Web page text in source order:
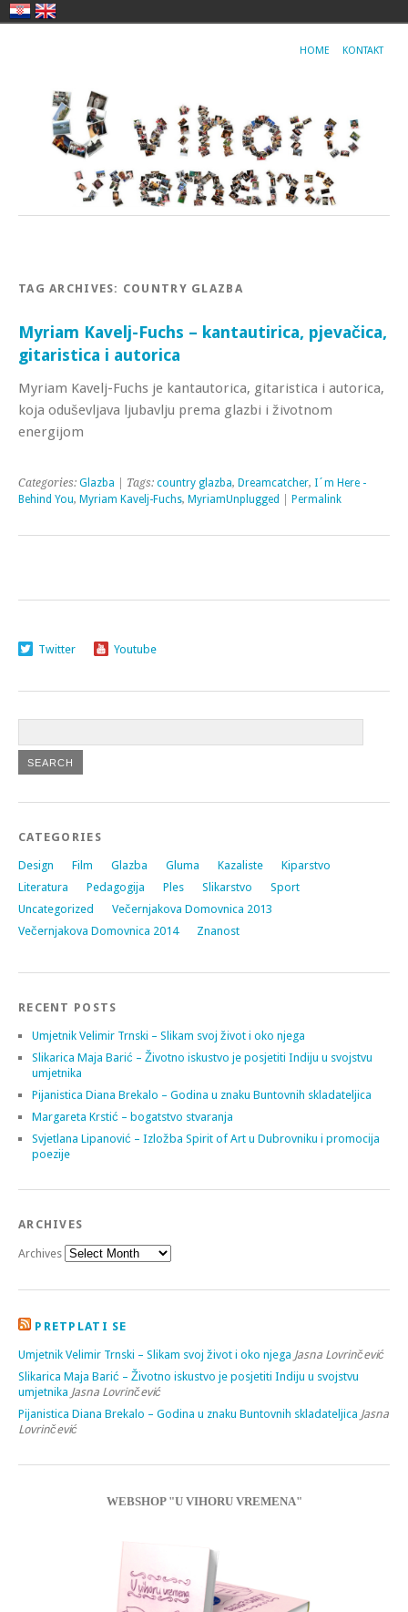
HOME KONTAKT
TAG ARCHIVES: COUNTRY GLAZBA
Myriam Kavelj-Fuchs – kantautirica, pjevačica,
gitaristica i autorica
Myriam Kavelj-Fuchs je kantautorica, gitaristica i autorica,
koja oduševljava ljubavlju prema glazbi i životnom
energijom
Categories: Glazba | Tags: country glazba, Dreamcatcher, I´m Here -
Behind You, Myriam Kavelj-Fuchs, MyriamUnplugged Permalink
Twitter Youtube
CATEGORIES
Design Film Glazba Gluma Kazaliste
Kiparstvo
Literatura
Pedagogija Ples Slikarstvo
Sport
Uncategorized
Večernjakova Domovnica 2013
Večernjakova Domovnica 2014
Znanost
RECENT POSTS
Umjetnik Velimir Trnski – Slikam svoj život i oko njega
Slikarica Maja Barić – Životno iskustvo je posjetiti Indiju u svojstvu
umjetnika
Pijanistica Diana Brekalo – Godina u znaku Buntovnih skladateljica
Margareta Krstić – bogatstvo stvaranja
Svjetlana Lipanović – Izložba Spirit of Art u Dubrovniku i promocija
poezije
ARCHIVES
Archives
PRETPLATI SE
Umjetnik Velimir Trnski – Slikam svoj život i oko njega Jasna Lovrinčević
Slikarica Maja Barić – Životno iskustvo je posjetiti Indiju u svojstvu
umjetnika Jasna Lovrinčević
Pijanistica Diana Brekalo – Godina u znaku Buntovnih skladateljica Jasna
Lovrinčević
WEBSHOP "U VIHORU VREMENA"